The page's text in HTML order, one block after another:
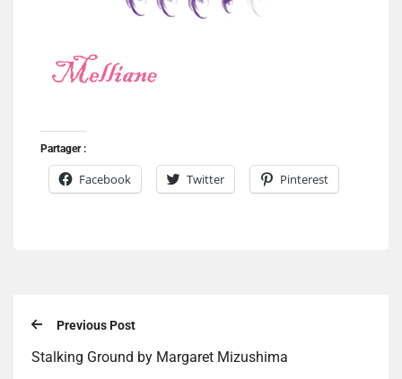
Partager :
Facebook Twitter Pinterest
Previous Post
Stalking Ground by Margaret Mizushima